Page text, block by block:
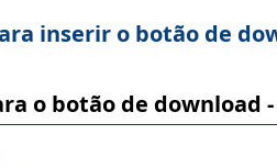
inserir o botão de
o botão de download -